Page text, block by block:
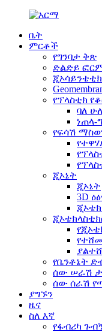
ቤት
ምርቶች
የግንባታ ቅጽ
ድልድይ
የፕላስቲክ
ባለ
ነጠላ-
የፍሳሽ
ጂኦኔት
ጂኦኔት
3D
የቤንቶኔት
ሰው ሠራሽ
ሰው ሰራሽ
ያግኙን
ዜና
ስለ እኛ
የፋብሪካ